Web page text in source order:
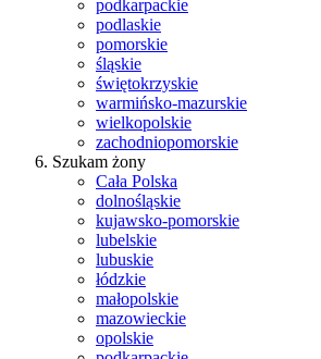
podkarpackie
podlaskie
pomorskie
śląskie
świętokrzyskie
warmińsko-mazurskie
wielkopolskie
zachodniopomorskie
Szukam żony
Cała Polska
dolnośląskie
kujawsko-pomorskie
lubelskie
lubuskie
łódzkie
małopolskie
mazowieckie
opolskie